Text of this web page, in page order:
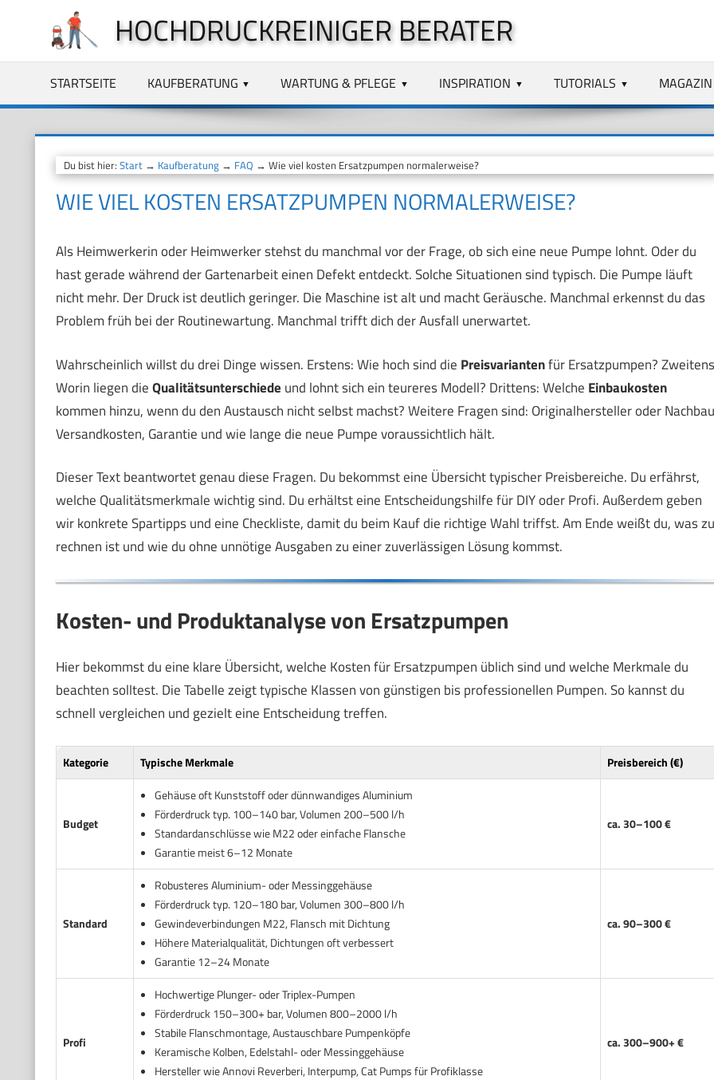
springen
HOCHDRUCKREINIGER BERATER
STARTSEITE KAUFBERATUNG WARTUNG & PFLEGE INSPIRATION TUTORIALS MAGAZIN
Du bist hier: Start→ Kaufberatung→ FAQ → Wie viel kosten Ersatzpumpen normalerweise?
WIE VIEL KOSTEN ERSATZPUMPEN NORMALERWEISE?
Als Heimwerkerin oder Heimwerker stehst du manchmal vor der Frage, ob sich eine neue Pumpe lohnt. Oder du
hast gerade während der Gartenarbeit einen Defekt entdeckt. Solche Situationen sind typisch. Die Pumpe läuft
nicht mehr. Der Druck ist deutlich geringer. Die Maschine ist alt und macht Geräusche. Manchmal erkennst du das
Problem früh bei der Routinewartung. Manchmal trifft dich der Ausfall unerwartet.
Wahrscheinlich willst du drei Dinge wissen. Erstens: Wie hoch sind die Preisvariantenfür Ersatzpumpen?
Worin liegen dieQualitätsunterschiede und lohnt sich ein teureres Modell? Drittens: Welche Einbaukosten
kommen hinzu, wenn du den Austausch nicht selbst machst? Weitere Fragen sind: Originalhersteller oder
Versandkosten, Garantie und wie lange die neue Pumpe voraussichtlich hält.
Dieser Text beantwortet genau diese Fragen. Du bekommst eine Übersicht typischer Preisbereiche. Du erfährst,
welche Qualitätsmerkmale wichtig sind. Du erhältst eine Entscheidungshilfe für DIY oder Profi. Außerdem geben
wir konkrete Spartipps und eine Checkliste, damit du beim Kauf die richtige Wahl triffst. Am Ende weißt du, was zu
rechnen ist und wie du ohne unnötige Ausgaben zu einer zuverlässigen Lösung kommst.
Kosten- und Produktanalyse von Ersatzpumpen
Hier bekommst du eine klare Übersicht, welche Kosten für Ersatzpumpen üblich sind und welche Merkmale du
beachten solltest. Die Tabelle zeigt typische Klassen von günstigen bis professionellen Pumpen. So kannst du
schnell vergleichen und gezielt eine Entscheidung treffen.
Kategorie Typische Merkmale Preisbereich (€)
Budget
Gehäuse oft Kunststoff oder dünnwandiges Aluminium
Förderdruck typ. 100–140 bar, Volumen 200–500 l/h
Standardanschlüsse wie M22 oder einfache Flansche
Garantie meist 6–12 Monate
ca. 30–100 €
Standard
Robusteres Aluminium- oder Messinggehäuse
Förderdruck typ. 120–180 bar, Volumen 300–800 l/h
Gewindeverbindungen M22, Flansch mit Dichtung
Höhere Materialqualität, Dichtungen oft verbessert
Garantie 12–24 Monate
ca. 90–300 €
Profi
Hochwertige Plunger- oder Triplex-Pumpen
Förderdruck 150–300+ bar, Volumen 800–2000 l/h
Stabile Flanschmontage, Austauschbare Pumpenköpfe
Keramische Kolben, Edelstahl- oder Messinggehäuse
Hersteller wie Annovi Reverberi, Interpump, Cat Pumps für Profiklasse
ca. 300–900+ €